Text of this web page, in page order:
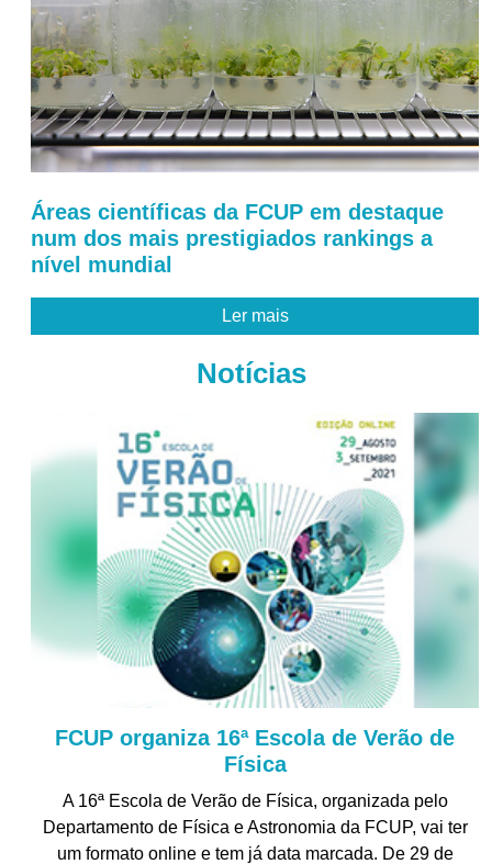
Áreas científicas da FCUP em destaque
num dos mais prestigiados rankings a
nível mundial
Ler mais
Notícias
FCUP organiza 16ª Escola de Verão de
Física
A 16ª Escola de Verão de Física, organizada pelo
Departamento de Física e Astronomia da FCUP, vai ter
um formato online e tem já data marcada. De 29 de